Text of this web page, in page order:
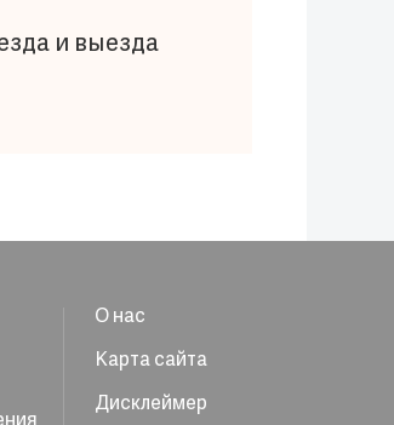
и выезда
О нас
Карта сайта
Дисклеймер